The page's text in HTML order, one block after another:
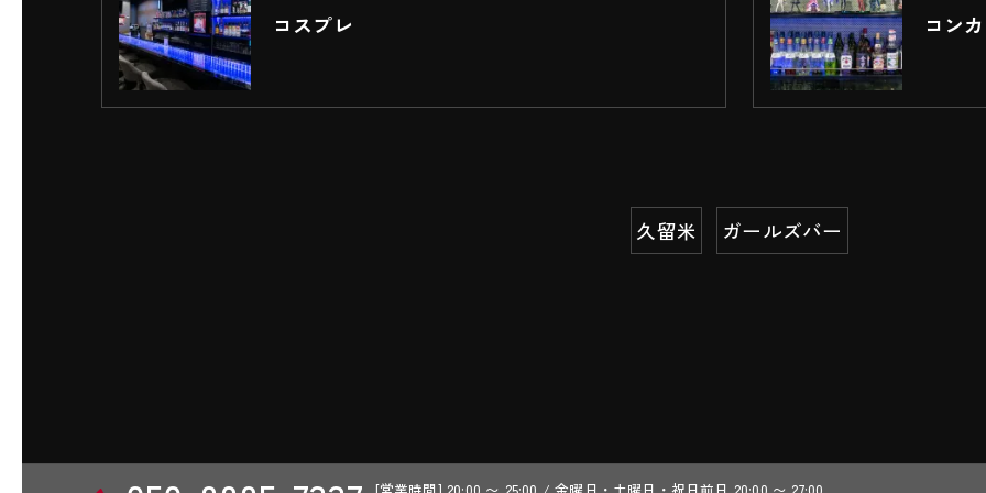
コスプレ コン
久留米 ガールズバー